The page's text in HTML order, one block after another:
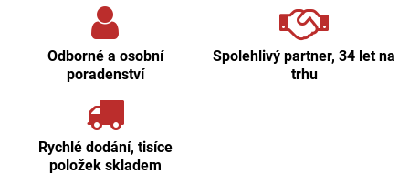
Odborné a osobní
poradenství
Spolehlivý partner, 34 let na
trhu
Rychlé dodání, tisíce
položek skladem